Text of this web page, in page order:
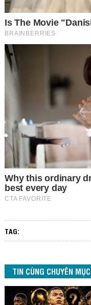
TAG:
TIN CÙNG CHUYÊN MỤC